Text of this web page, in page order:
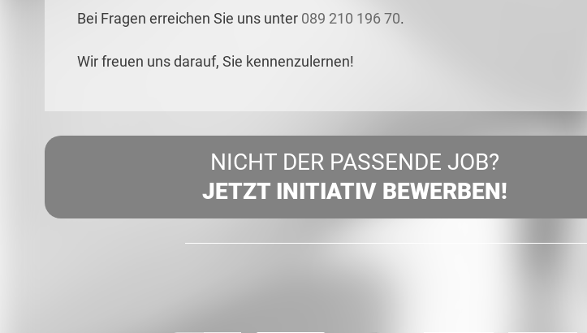
Bei Fragen erreichen Sie uns unter 089 210 196 70.
Wir freuen uns darauf, Sie kennenzulernen!
NICHT DER PASSENDE JOB?
JETZT INITIATIV BEWERBEN!